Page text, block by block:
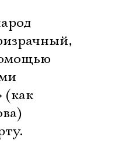
(как